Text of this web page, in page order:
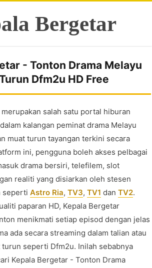
Bergetar
- Tonton Drama Melayu
Dfm2u HD Free
salah satu portal hiburan
kalangan peminat drama Melayu
muat turun tayangan terkini secara
ini, pengguna boleh akses pelbagai
drama bersiri, telefilem, slot
realiti yang disiarkan oleh stesen
sepertiAstro Ria,TV3,TV1 danTV2.
paparan HD, Kepala Bergetar
menikmati setiap episod dengan jelas
ada secara streaming dalam talian atau
seperti Dfm2u. Inilah sebabnya
Kepala Bergetar - Tonton Drama